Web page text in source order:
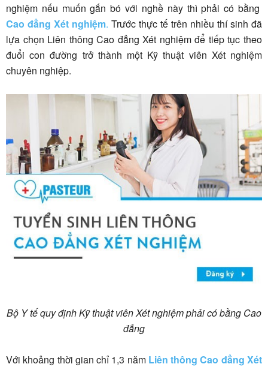
nghiệm nếu muốn gắn bó với nghề này thì phải có bằng
Cao đẳng Xét nghiệm. Trước thực tế trên nhiều thí sinh đã
lựa chọn Liên thông Cao đẳng Xét nghiệm để tiếp tục theo
đuổi con đường trở thành một Kỹ thuật viên Xét nghiệm
chuyên nghiệp.
Bộ Y tế quy định Kỹ thuật viên Xét nghiệm phải có bằng Cao
đẳng
Với khoảng thời gian chỉ 1,3 năm Liên thông Cao đẳng Xét